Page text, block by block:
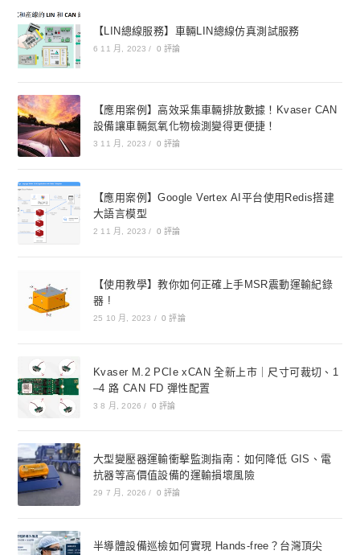
【LIN總線服務】車輛LIN總線仿真測試服務
6 11 月, 2023 / 0 評論
【應用案例】高效采集車輛排放數據！Kvaser CAN
設備讓車輛氮氧化物檢測變得更便捷！
3 11 月, 2023 / 0 評論
【應用案例】Google Vertex AI平台使用Redis搭建
大語言模型
2 11 月, 2023 / 0 評論
【使用教學】教你如何正確上手MSR震動運輸紀錄
器 !
25 10 月, 2023 / 0 評論
Kvaser M.2 PCIe xCAN 全新上市｜尺寸可裁切、1
–4 路 CAN FD 彈性配置
3 8 月, 2026 / 0 評論
大型變壓器運輸衝擊監測指南：如何降低 GIS、電
抗器等高價值設備的運輸損壞風險
29 7 月, 2026 / 0 評論
半導體設備巡檢如何實現 Hands-free？台灣頂尖